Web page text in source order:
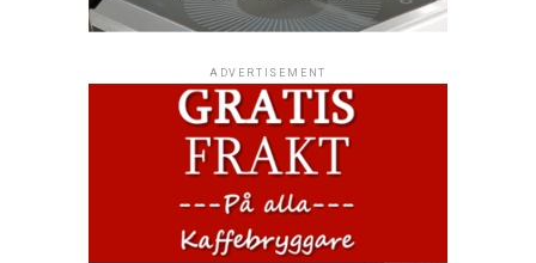
ADVERTISEMENT